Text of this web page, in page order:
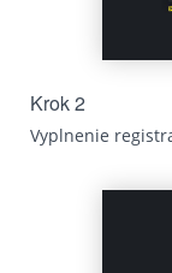
Krok 2
Vyplnenie